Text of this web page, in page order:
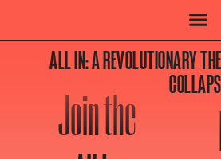
ALL IN: A REVOLUTIONARY
Join the